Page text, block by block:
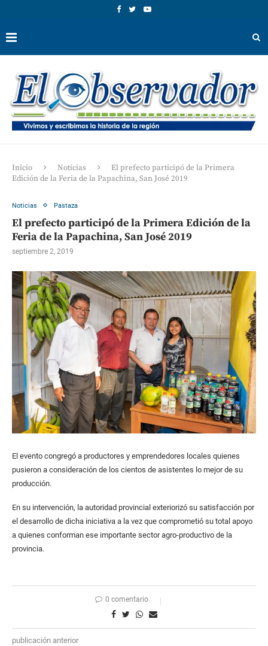
Inicio Noticias
El prefecto participó de la Primera
Edición de la Feria de la Papachina, San José 2019
Noticias Pastaza
El prefecto participó de la Primera Edición de la
Feria de la Papachina, San José 2019
septiembre 2, 2019
El evento congregó a productores y emprendedores locales quienes
pusieron a consideración de los cientos de asistentes lo mejor de su
producción.
En su intervención, la autoridad provincial exteriorizó su satisfacción por
el desarrollo de dicha iniciativa a la vez que comprometió su total apoyo
a quienes conforman ese importante sector agro-productivo de la
provincia.
0 comentario
publicación anterior